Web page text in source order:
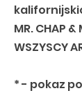
MR. CHAP
WSZYSCY
* - pokaz